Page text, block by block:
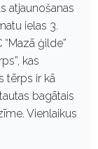
atjaunošanas
ielas 3.
ģilde”
kas
tērps ir kā
bagātais
Vienlaikus